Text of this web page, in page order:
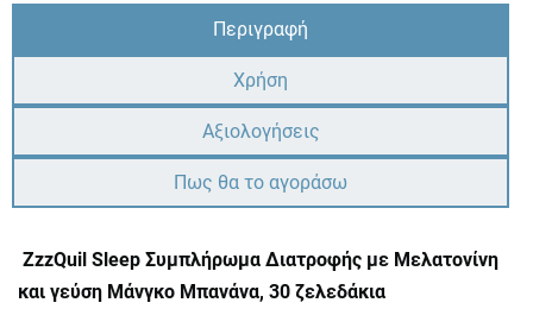
Περιγραφή
Χρήση
Αξιολογήσεις
Πως θα το αγοράσω
ZzzQuil Sleep Συμπλήρωμα Διατροφής με Μελατονίνη
και γεύση Μάνγκο Μπανάνα, 30 ζελεδάκια